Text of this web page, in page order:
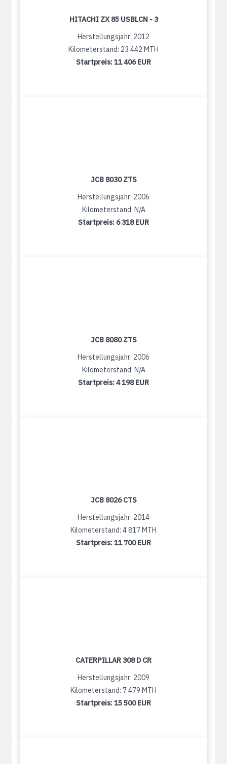
HITACHI ZX 85 USBLCN - 3
Herstellungsjahr: 2012
Kilometerstand: 23 442 MTH
Startpreis:11 406 EUR
JCB 8030 ZTS
Herstellungsjahr: 2006
Kilometerstand: N/A
Startpreis: 6 318 EUR
JCB 8080 ZTS
Herstellungsjahr: 2006
Kilometerstand: N/A
Startpreis:4 198 EUR
JCB 8026 CTS
Herstellungsjahr: 2014
Kilometerstand: 4 817 MTH
Startpreis:11 700 EUR
CATERPILLAR 308 D CR
Herstellungsjahr: 2009
Kilometerstand: 7 479 MTH
Startpreis:15 500 EUR